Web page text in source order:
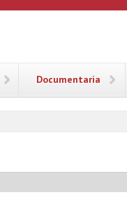
Documentaria